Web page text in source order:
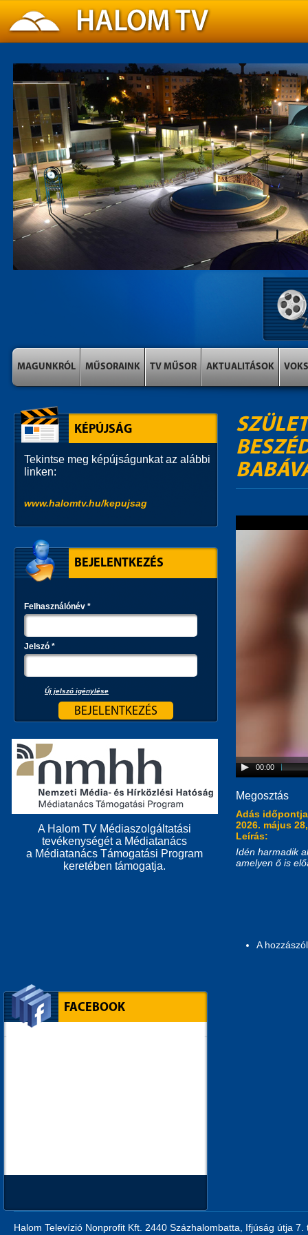
MAGUNKRÓL MŰSORAINK TV MŰSOR AKTUALITÁSOK VOKS
00:00
Megosztás
Adás
2026. május
Leírás:
Idén harmadik
amelyen ő is
A
KÉPÚJSÁG
Tekintse meg képújságunkat az alábbi
linken:
www.halomtv.hu/kepujsag
BEJELENTKEZÉS
Felhasználónév *
Jelszó *
Új jelszó igénylése
A Halom TV Médiaszolgáltatási
tevékenységét a Médiatanács
a Médiatanács Támogatási Program
keretében támogatja.
FACEBOOK
Halom Televízió Nonprofit Kft. 2440 Százhalombatta, Ifjúság útja